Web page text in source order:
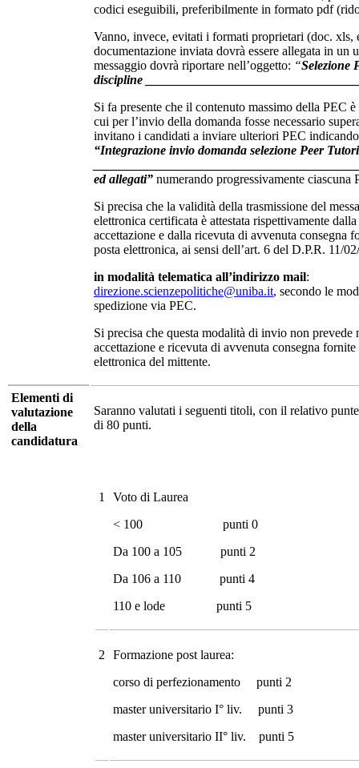
codici eseguibili, preferibilmente in formato pdf
Vanno, invece, evitati i formati proprietari (doc. xls,
documentazione inviata dovrà essere allegata in un
messaggio dovrà riportare nell’oggetto: “Selezione
discipline
Si fa presente che il contenuto massimo della PEC
cui per l’invio della domanda fosse necessario
invitano i candidati a inviare ulteriori PEC
“Integrazione invio domanda selezione Peer
ed allegati” numerando progressivamente ciascuna
Si precisa che la validità della trasmissione del
elettronica certificata è attestata rispettivamente
accettazione e dalla ricevuta di avvenuta consegna
posta elettronica, ai sensi dell’art. 6 del D.P.R. 11/
in modalità telematica all’indirizzo mail:
direzione.scienzepolitiche@uniba.it, secondo le
spedizione via PEC.
Si precisa che questa modalità di invio non prevede
accettazione e ricevuta di avvenuta consegna
elettronica del mittente.
Elementi di
valutazione
della
candidatura
Saranno valutati i seguenti titoli, con il relativo
di 80 punti.
1
Voto di Laurea
< 100 punti 0
Da 100 a 105 punti 2
Da 106 a 110 punti 4
110 e lode punti 5
2
Formazione post laurea:
corso di perfezionamento punti 2
master universitario I° liv. punti 3
master universitario II° liv. punti 5